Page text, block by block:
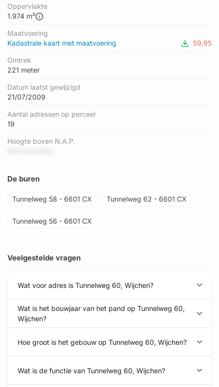
Oppervlakte
1.974 m²
Maatvoering
Kadastrale kaart met maatvoering
59,95
Omtrek
221 meter
Datum laatst gewijzigd
21/07/2009
Aantal adressen op perceel
19
Hoogte boven N.A.P.
De buren
Tunnelweg 58 - 6601 CX Tunnelweg 62 - 6601 CX
Tunnelweg 56 - 6601 CX
Veelgestelde vragen
Wat voor adres is Tunnelweg 60, Wijchen?
Wat is het bouwjaar van het pand op Tunnelweg 60,
Wijchen?
Hoe groot is het gebouw op Tunnelweg 60, Wijchen?
Wat is de functie van Tunnelweg 60, Wijchen?